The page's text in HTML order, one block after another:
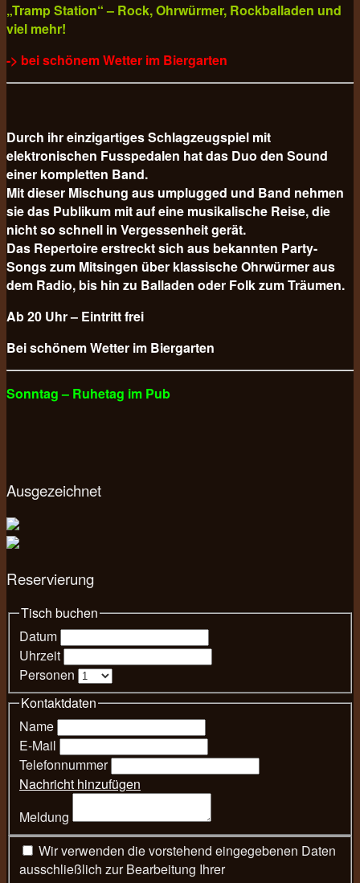
„Tramp Station“ – Rock, Ohrwürmer, Rockballaden und
viel mehr!
-> bei schönem Wetter im Biergarten
Durch ihr einzigartiges Schlagzeugspiel mit
elektronischen Fusspedalen hat das Duo den Sound
einer kompletten Band.
Mit dieser Mischung aus umplugged und Band nehmen
sie das Publikum mit auf eine musikalische Reise, die
nicht so schnell in Vergessenheit gerät.
Das Repertoire erstreckt sich aus bekannten Party-
Songs zum Mitsingen über klassische Ohrwürmer aus
dem Radio, bis hin zu Balladen oder Folk zum Träumen.
Ab 20 Uhr – Eintritt frei
Bei schönem Wetter im Biergarten
Sonntag – Ruhetag im Pub
Ausgezeichnet
Reservierung
Tisch buchen
Datum
Uhrzeit
Personen
Kontaktdaten
Name
E-Mail
Telefonnummer
Nachricht hinzufügen
Meldung
ausschließlich zur Bearbeitung Ihrer